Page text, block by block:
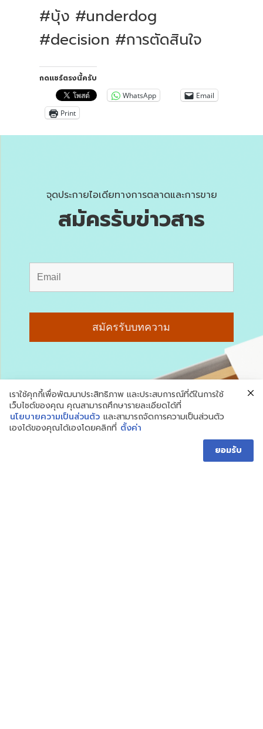
#บุ้ง #underdog
#decision #การตัดสินใจ
กดแชร์ตรงนี้ครับ
WhatsApp
Email
Print
จุดประกายไอเดียทางการตลาดและการขาย
สมัครรับข่าวสาร
เราใช้คุกกี้เพื่อพัฒนาประสิทธิภาพ และประสบการณ์ที่ดีในการใช้
เว็บไซต์ของคุณ คุณสามารถศึกษารายละเอียดได้ที่
นโยบายความเป็นส่วนตัว และสามารถจัดการความเป็นส่วนตัว
เองได้ของคุณได้เองโดยคลิกที่ ตั้งค่า
ยอมรับ